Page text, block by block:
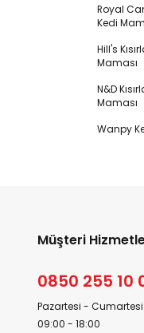
Royal
Kedi
Hill's
Maması
N&D
Maması
Wanpy
Müşteri
0850 255 10
Pazartesi - Cumartesi
09:00 - 18:00